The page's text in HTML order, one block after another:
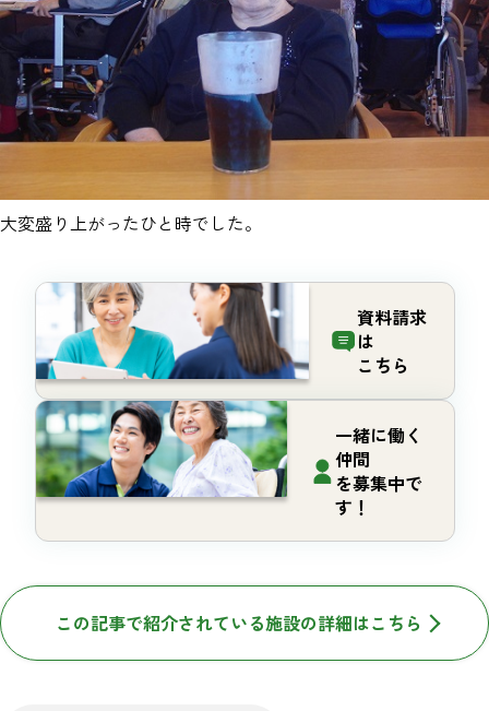
大変盛り上がったひと時でした。
資料請求
は
こちら
一緒に働く
仲間
を募集中で
す！
この記事で紹介されている施設の詳細はこちら